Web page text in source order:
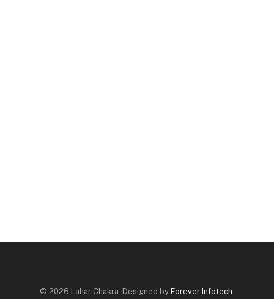
© 2026 Lahar Chakra. Designed by Forever Infotech